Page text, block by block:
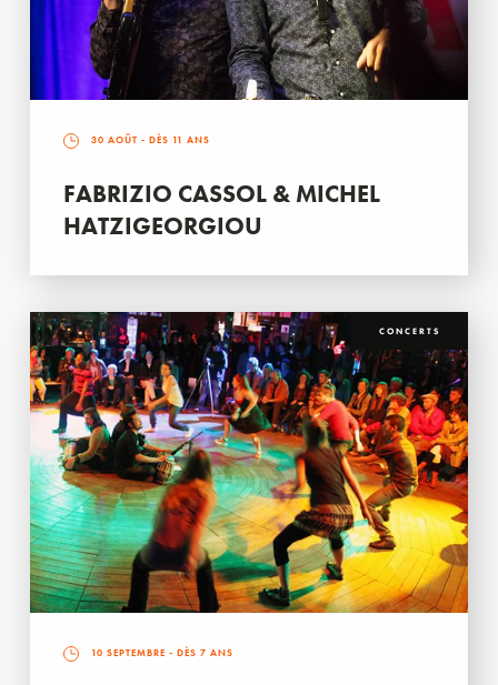
30 AOÛT - DÈS 11 ANS
FABRIZIO CASSOL & MICHEL
HATZIGEORGIOU
CONCERTS
10 SEPTEMBRE - DÈS 7 ANS